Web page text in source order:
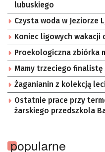
lubuskiego
Czysta woda w Jeziorze
Koniec ligowych wakacji
Proekologiczna zbiórka
Mamy trzeciego finalistę
Żaganianin z kolekcją
Ostatnie prace przy
żarskiego przedszkola
popularne